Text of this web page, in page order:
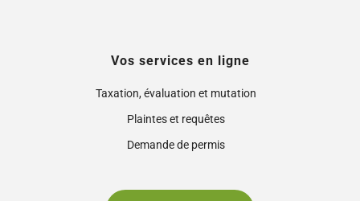
Vos services en ligne
Taxation, évaluation et mutation
Plaintes et requêtes
Demande de permis